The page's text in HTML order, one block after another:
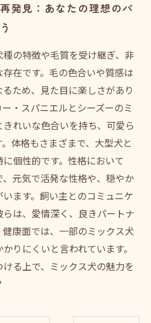
発見：あなたの理想のパ
の特徴や毛質を受け継ぎ、非
在です。毛の色合いや質感は
ため、見た目に楽しさがあり
・スパニエルとシーズーのミ
れいな色合いを持ち、可愛ら
体格もさまざまで、大型犬と
個性的です。性格において
元気で活発な性格や、穏やか
ます。飼い主とのコミュニケ
は、愛情深く、良きパートナ
康面では、一部のミックス犬
りにくいと言われています。
る上で、ミックス犬の魅力を